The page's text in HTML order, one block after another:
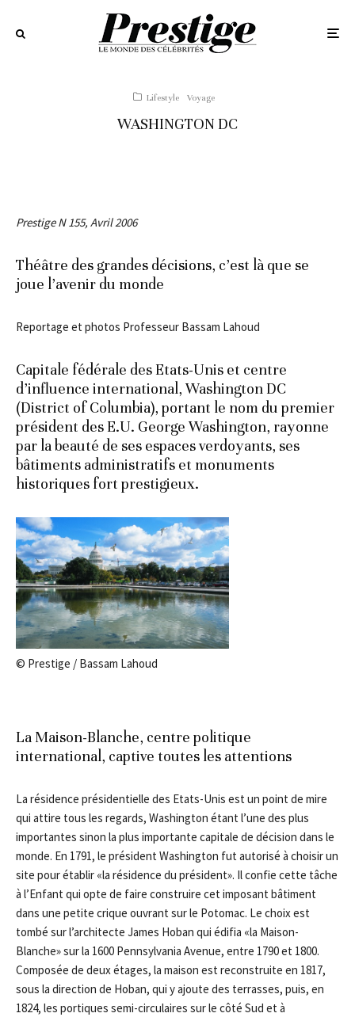
Lifestyle Voyage
WASHINGTON DC
Prestige N 155, Avril 2006
Théâtre des grandes décisions, c’est là que se
joue l’avenir du monde
Reportage et photos Professeur Bassam Lahoud
Capitale fédérale des Etats-Unis et centre
d’influence international, Washington DC
(District of Columbia), portant le nom du premier
président des E.U. George Washington, rayonne
par la beauté de ses espaces verdoyants, ses
bâtiments administratifs et monuments
historiques fort prestigieux.
© Prestige / Bassam Lahoud
La Maison-Blanche, centre politique
international, captive toutes les attentions
La résidence présidentielle des Etats-Unis est un point de mire
qui attire tous les regards, Washington étant l’une des plus
importantes sinon la plus importante capitale de décision dans le
monde. En 1791, le président Washington fut autorisé à choisir un
site pour établir «la résidence du président». Il confie cette tâche
à l’Enfant qui opte de faire construire cet imposant bâtiment
dans une petite crique ouvrant sur le Potomac. Le choix est
tombé sur l’architecte James Hoban qui édifia «la Maison-
Blanche» sur la 1600 Pennsylvania Avenue, entre 1790 et 1800.
Composée de deux étages, la maison est reconstruite en 1817,
sous la direction de Hoban, qui y ajoute des terrasses, puis, en
1824, les portiques semi-circulaires sur le côté Sud et à